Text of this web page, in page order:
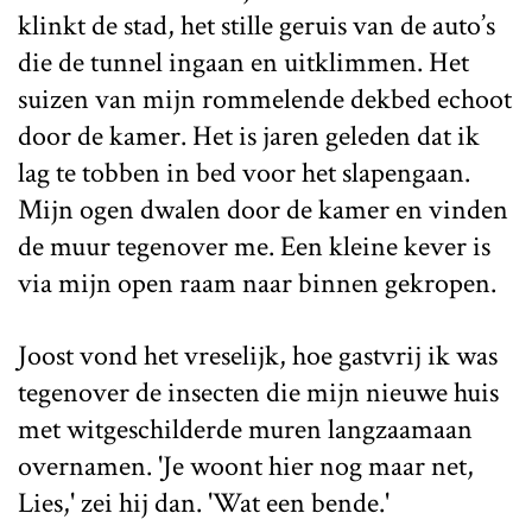
klinkt de stad, het stille geruis van de auto’s
die de tunnel ingaan en uitklimmen. Het
suizen van mijn rommelende dekbed echoot
door de kamer. Het is jaren geleden dat ik
lag te tobben in bed voor het slapengaan.
Mijn ogen dwalen door de kamer en vinden
de muur tegenover me. Een kleine kever is
via mijn open raam naar binnen gekropen.
Joost vond het vreselijk, hoe gastvrij ik was
tegenover de insecten die mijn nieuwe huis
met witgeschilderde muren langzaamaan
overnamen. 'Je woont hier nog maar net,
Lies,' zei hij dan. 'Wat een bende.'